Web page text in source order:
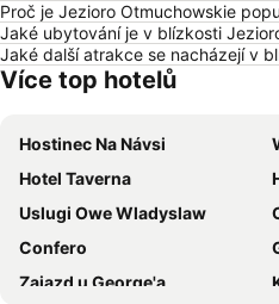
Proč je Jezioro Otmuchowskie
Jaké ubytování je v blízkosti
Jaké další atrakce se nacházejí v
Více top hotelů
Hostinec Na Návsi
Hotel Taverna
Uslugi Owe Wladyslaw
Confero
Zajazd u George'a